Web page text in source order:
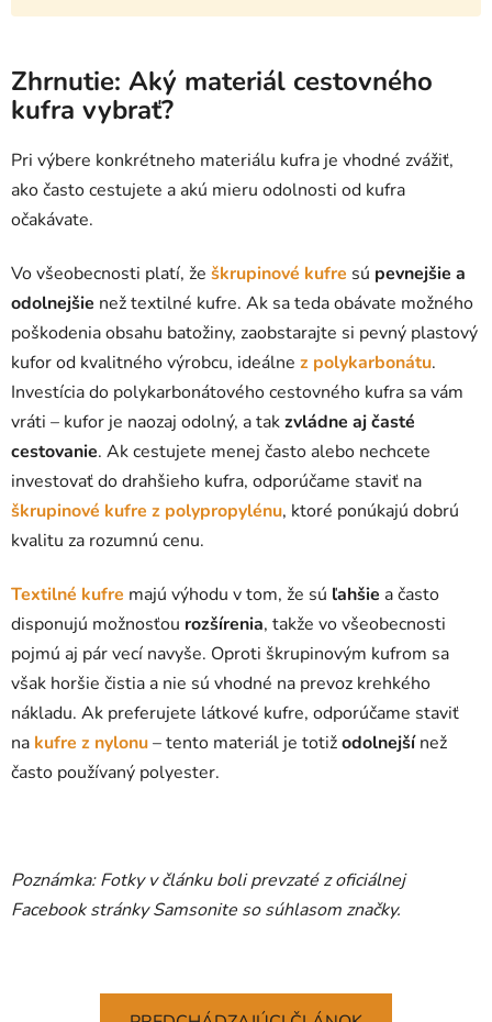
Zhrnutie: Aký materiál cestovného
kufra vybrať?
Pri výbere konkrétneho materiálu kufra je vhodné zvážiť,
ako často cestujete a akú mieru odolnosti od kufra
očakávate.
Vo všeobecnosti platí, že škrupinové kufre sú pevnejšie a
odolnejšie než textilné kufre. Ak sa teda obávate možného
poškodenia obsahu batožiny, zaobstarajte si pevný plastový
kufor od kvalitného výrobcu, ideálne z polykarbonátu.
Investícia do polykarbonátového cestovného kufra sa vám
vráti – kufor je naozaj odolný, a takzvládne aj časté
cestovanie. Ak cestujete menej často alebo nechcete
investovať do drahšieho kufra, odporúčame staviť na
škrupinové kufre z polypropylénu, ktoré ponúkajú dobrú
kvalitu za rozumnú cenu.
Textilné kufre majú výhodu v tom, že sú ľahšie a často
disponujú možnosťou rozšírenia, takže vo všeobecnosti
pojmú aj pár vecí navyše. Oproti škrupinovým kufrom sa
však horšie čistia a nie sú vhodné na prevoz krehkého
nákladu. Ak preferujete látkové kufre, odporúčame staviť
na kufre z nylonu– tento materiál je totižodolnejšínež
často používaný polyester.
Poznámka: Fotky v článku boli prevzaté z oficiálnej
Facebook stránky Samsonite so súhlasom značky.